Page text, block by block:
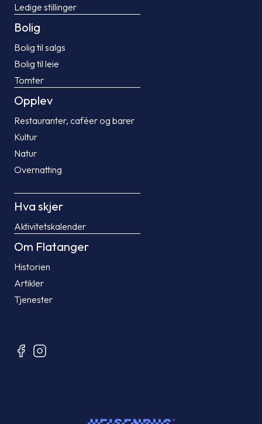
Ledige stillinger
Bolig
Bolig til salgs
Bolig til leie
Tomter
Opplev
Restauranter, caféer og barer
Kultur
Natur
Overnatting
Hva skjer
Aktivitetskalender
Om Flatanger
Historien
Artikler
Tjenester